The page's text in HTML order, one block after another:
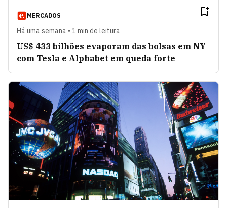
MERCADOS
Há uma semana • 1 min de leitura
US$ 433 bilhões evaporam das bolsas em NY
com Tesla e Alphabet em queda forte